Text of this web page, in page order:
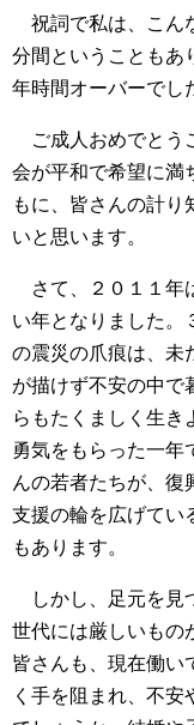
祝詞で私は、こん
分間ということもあ
年時間オーバーでし
ご成人おめでとう
会が平和で希望に満
もに、皆さんの計り
いと思います。
さて、２０１１年
い年となりました。
の震災の爪痕は、未
が描けず不安の中で
らもたくましく生き
勇気をもらった一年
んの若者たちが、復
支援の輪を広げてい
もあります。
しかし、足元を見
世代には厳しいもの
皆さんも、現在働い
く手を阻まれ、不